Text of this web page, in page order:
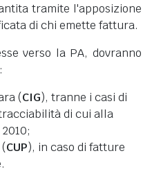
tramite l'apposizione
di chi emette fattura.
verso la PA, dovranno
(CIG), tranne i casi di
di cui alla
CUP), in caso di fatture